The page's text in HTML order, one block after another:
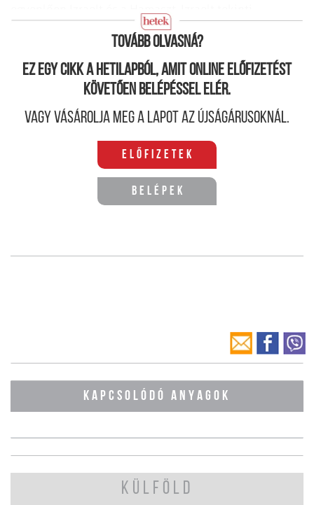
terroristának, míg a Hamaszt legitim kormányzatnak.
Tovább olvasná?
Ez egy cikk a hetilapból, amit online előfizetést
követően belépéssel elér.
Vagy vásárolja meg a lapot az újságárusoknál.
Előfizetek
Belépek
KAPCSOLÓDÓ ANYAGOK
KÜLFÖLD